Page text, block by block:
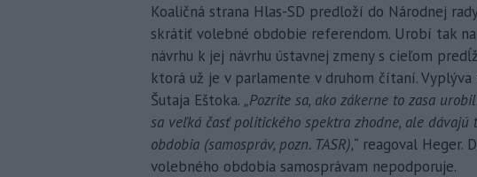
Koaličná strana Hlas-SD predloží do Národnej
skrátiť volebné obdobie referendom. Urobí tak
návrhu k jej návrhu ústavnej zmeny s cieľom
ktorá už je v parlamente v druhom čítaní.
Šutaja Eštoka. „Pozrite sa, ako zákerne to zasa
sa veľká časť politického spektra zhodne, ale
obdobia (samospráv, pozn. TASR),“ reagoval Heger.
volebného obdobia samosprávam nepodporuje.